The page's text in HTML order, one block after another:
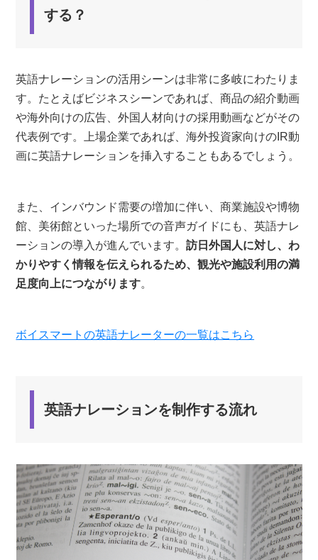
フリーランスのナレーター
英語ナレーションの依頼先を選ぶときに確認す
べき5つのポイント
1.料金体系が明確か
4.ネイティブスピーカーが在籍しているか
5.バイリンガルが在籍しているか
英語ナレーションの依頼ならボイスマートがお
すすめ
する？
英語ナレーションの活用シーンは非常に多岐にわたりま
す。たとえばビジネスシーンであれば、商品の紹介動画
や海外向けの広告、外国人材向けの採用動画などがその
代表例です。上場企業であれば、海外投資家向けのIR動
画に英語ナレーションを挿入することもあるでしょう。
また、インバウンド需要の増加に伴い、商業施設や博物
館、美術館といった場所での音声ガイドにも、英語ナレ
ーションの導入が進んでいます。訪日外国人に対し、わ
かりやすく情報を伝えられるため、観光や施設利用の満
足度向上につながります。
ボイスマートの英語ナレーターの一覧はこちら
英語ナレーションを制作する流れ